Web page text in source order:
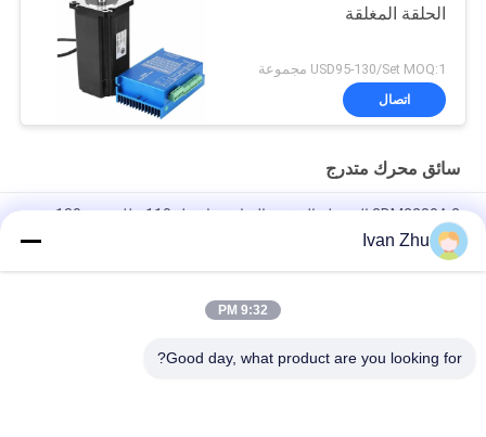
الحلقة المغلقة
USD95-130/Set MOQ:1 مجموعة
اتصال
سائق محرك متدرج
2DM2280A 2 المرحلة الرقمية السائر سائق ل 110 مللي متر 130
مللي متر محرك متدرج 110VAC 200VAC
محرك متدرج رقمي ثلاثي الطور 3DM683 60VDC 8.3A لآلة قطع
Ivan Zhu
9:32 PM
Good day, what product are you looking for?